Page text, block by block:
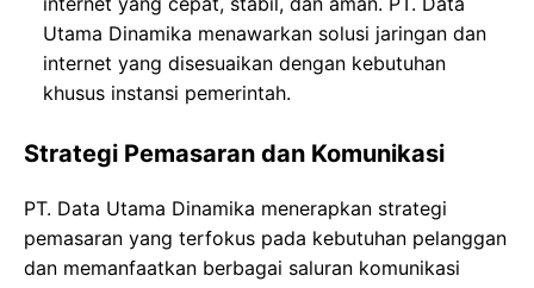
Utama Dinamika menawarkan solusi jaringan dan
internet yang disesuaikan dengan kebutuhan
khusus instansi pemerintah.
Strategi Pemasaran dan Komunikasi
PT. Data Utama Dinamika menerapkan strategi
pemasaran yang terfokus pada kebutuhan pelanggan
dan memanfaatkan berbagai saluran komunikasi